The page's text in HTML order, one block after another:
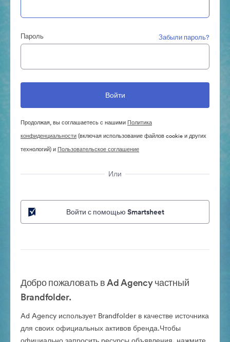
Пароль Забыли пароль?
Продолжая, вы соглашаетесь с нашими Политика
конфиденциальности(включая использование файлов cookie и других
технологий) и Пользовательское соглашение
Или
Войти с помощью Smartsheet
Добро пожаловать в Ad Agency частный
Brandfolder.
Ad Agency использует Brandfolder в качестве источника
для своих официальных активов бренда.Чтобы